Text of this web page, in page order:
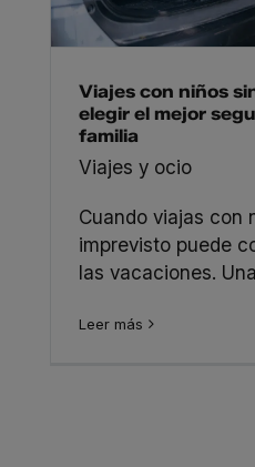
Viajes con niños
elegir el mejor
familia
Viajes y ocio
Cuando viajas con
imprevisto puede
las vacaciones.
Leer más